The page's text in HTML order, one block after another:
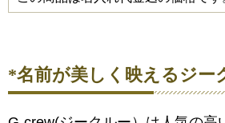
*名前が美しく映えるジー